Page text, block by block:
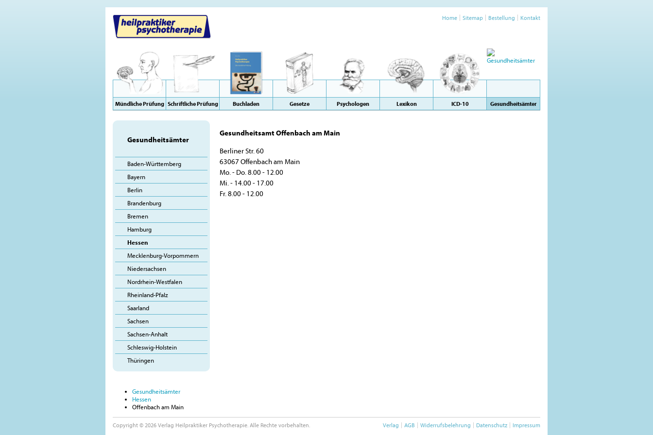
Home Sitemap Bestellung Kontakt
Mündliche Prüfung Schriftliche Prüfung Buchladen Gesetze Psychologen Lexikon ICD-10 Gesundheitsämter
Gesundheitsämter
Baden-Württemberg
Bayern
Berlin
Brandenburg
Bremen
Hamburg
Hessen
Mecklenburg-Vorpommern
Niedersachsen
Nordrhein-Westfalen
Rheinland-Pfalz
Saarland
Sachsen
Sachsen-Anhalt
Schleswig-Holstein
Thüringen
Gesundheitsamt Offenbach am Main
Berliner Str. 60
63067 Offenbach am Main
Mo. - Do. 8.00 - 12.00
Mi. - 14.00 - 17.00
Fr. 8.00 - 12.00
Gesundheitsämter
Hessen
Offenbach am Main
Copyright © 2026 Verlag Heilpraktiker Psychotherapie. Alle Rechte vorbehalten. Verlag AGB Widerrufsbelehrung Datenschutz Impressum